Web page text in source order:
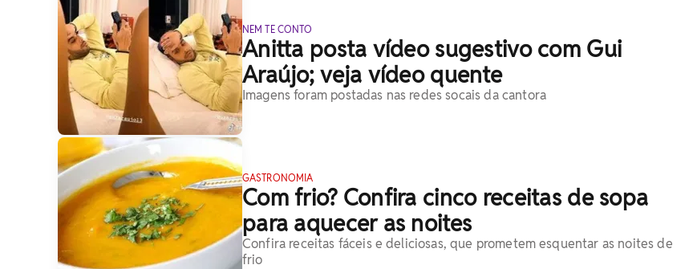
NEM TE CONTO
Anitta posta vídeo sugestivo com Gui
Araújo; veja vídeo quente
Imagens foram postadas nas redes socais da cantora
GASTRONOMIA
Com frio? Confira cinco receitas de sopa
para aquecer as noites
Confira receitas fáceis e deliciosas, que prometem esquentar as noites de
frio